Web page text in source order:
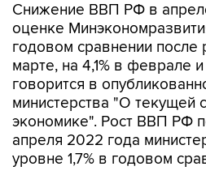
Снижение ВВП РФ в
оценке
годовом сравнении после
марте, на 4,1% в феврале
говорится в
министерства "О текущей
экономике". Рост ВВП РФ
апреля 2022 года
уровне 1,7% в годовом